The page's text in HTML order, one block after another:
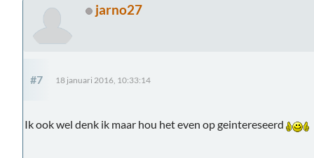
jarno27
#7 18 januari 2016, 10:33:14
Ik ook wel denk ik maar hou het even op geintereseerd